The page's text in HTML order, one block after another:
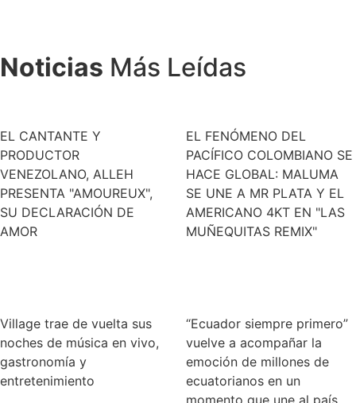
Noticias Más Leídas
EL CANTANTE Y
PRODUCTOR
VENEZOLANO, ALLEH
PRESENTA "AMOUREUX",
SU DECLARACIÓN DE
AMOR
EL FENÓMENO DEL
PACÍFICO COLOMBIANO SE
HACE GLOBAL: MALUMA
SE UNE A MR PLATA Y EL
AMERICANO 4KT EN "LAS
MUÑEQUITAS REMIX"
Village trae de vuelta sus
noches de música en vivo,
gastronomía y
entretenimiento
“Ecuador siempre primero”
vuelve a acompañar la
emoción de millones de
ecuatorianos en un